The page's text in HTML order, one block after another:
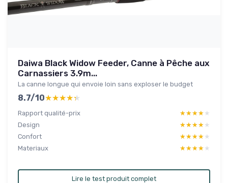
Daiwa Black Widow Feeder, Canne à Pêche aux
Carnassiers 3.9m...
La canne longue qui envoie loin sans exploser le budget
8.7/10★★★★★
★★★★★
Rapport qualité-prix ★★★★★
★★★★★
Design
★★★★★
★★★★★
Confort
★★★★★
★★★★★
Materiaux
★★★★★
★★★★★
Lire le test produit complet